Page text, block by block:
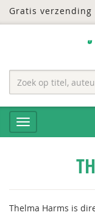
Gratis verzending
Thelma Harms is